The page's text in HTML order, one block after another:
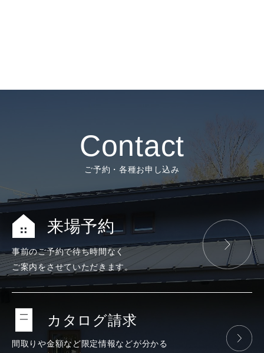
Contact
ご予約・各種お申し込み
来場予約
事前のご予約で待ち時間なく
ご案内をさせていただきます。
カタログ請求
間取りや金額など限定情報などが分かる